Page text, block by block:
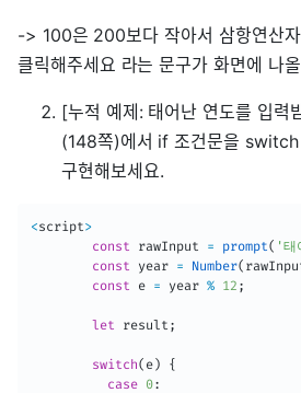
-> 100은 200보다 작아서 삼항연산
클릭해주세요 라는 문구가 화면에 나
[누적 예제: 태어난 연도를 입력
(148쪽)에서 if 조건문을 switch
구현해보세요.
<script>
const rawInput = prompt( '태
const year = Number(
const e = year % 12 ;
let result ;
switch( e )
{
case 0: